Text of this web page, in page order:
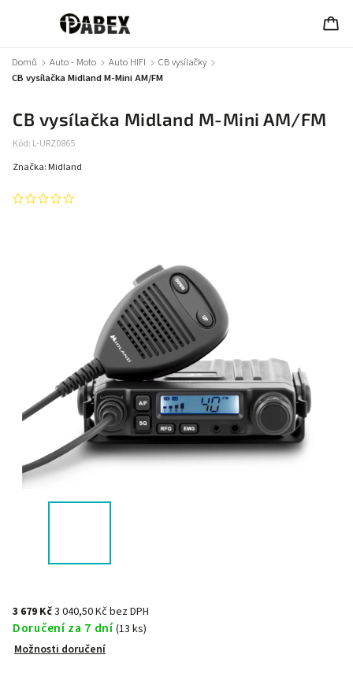
Domů / Auto - Moto / Auto HIFI / CB vysílačky /
CB vysílačka Midland M-Mini AM/FM
CB vysílačka Midland M-Mini AM/FM
Kód: L-URZ0865
Značka: Midland
3 679 Kč3 040,50 Kč bez DPH
Doručení za 7 dní(13 ks)
Možnosti doručení